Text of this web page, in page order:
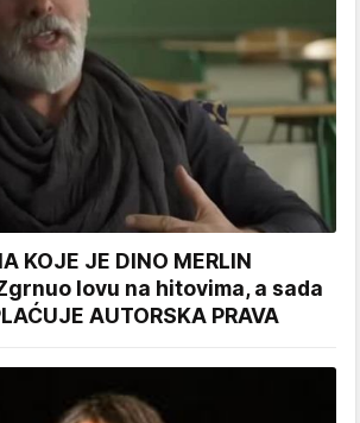
KOJE JE DINO MERLIN
lovu na hitovima, a sada
AUTORSKA PRAVA